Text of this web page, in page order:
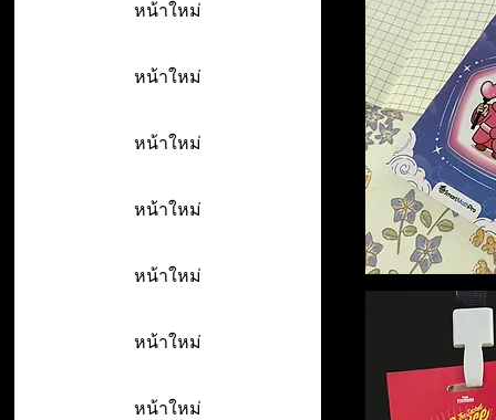
หน้าใหม่
หน้าใหม่
หน้าใหม่
หน้าใหม่
หน้าใหม่
หน้าใหม่
หน้าใหม่